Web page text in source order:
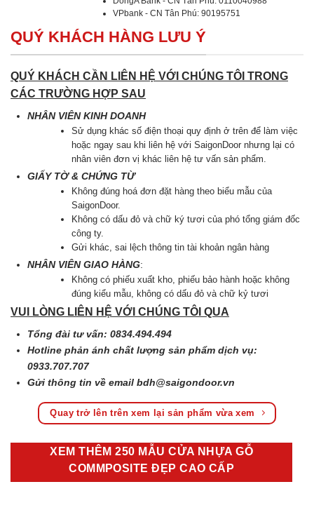
VPbank - CN Tân Phú: 90195751
QUÝ KHÁCH HÀNG LƯU Ý
QUÝ KHÁCH CẦN LIÊN HỆ VỚI CHÚNG TÔI TRONG
CÁC TRƯỜNG HỢP SAU
NHÂN VIÊN KINH DOANH
Sử dụng khác số điện thoại quy định ở trên để làm việc
hoặc ngay sau khi liên hệ với SaigonDoor nhưng lại có
nhân viên đơn vị khác liên hệ tư vấn sản phẩm.
GIẤY TỜ & CHỨNG TỪ
Không đúng hoá đơn đặt hàng theo biểu mẫu của
SaigonDoor.
Không có dấu đỏ và chữ ký tươi của phó tổng giám đốc
công ty.
Gửi khác, sai lệch thông tin tài khoản ngân hàng
NHÂN VIÊN GIAO HÀNG:
Không có phiếu xuất kho, phiếu bảo hành hoặc không
đúng kiểu mẫu, không có dấu đỏ và chữ kỷ tươi
VUI LÒNG LIÊN HỆ VỚI CHÚNG TÔI QUA
Tổng đài tư vấn: 0834.494.494
Hotline phản ánh chất lượng sản phẩm dịch vụ:
0933.707.707
Gửi thông tin về emailbdh@saigondoor.vn
Quay trở lên trên xem lại sản phẩm vừa xem
XEM THÊM 250 MẪU CỬA NHỰA GỖ
COMMPOSITE ĐẸP CAO CẤP